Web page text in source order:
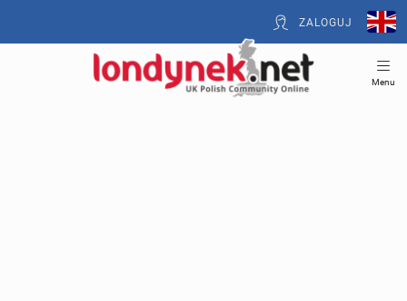
ZALOGUJ
Menu